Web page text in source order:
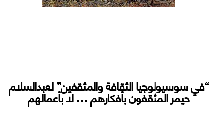
“في سوسيولوجيا الثقافة والمثقفين” لعبدالسلام
حيمر المثقفون بأفكارهم … لا بأعمالهم